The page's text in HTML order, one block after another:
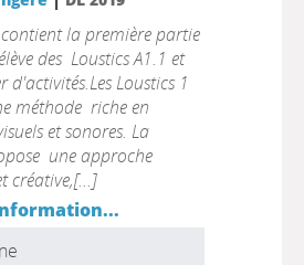
la première partie
des Loustics A1.1 et
d'activités.Les Loustics 1
méthode riche en
et sonores. La
une approche
créative,[...]